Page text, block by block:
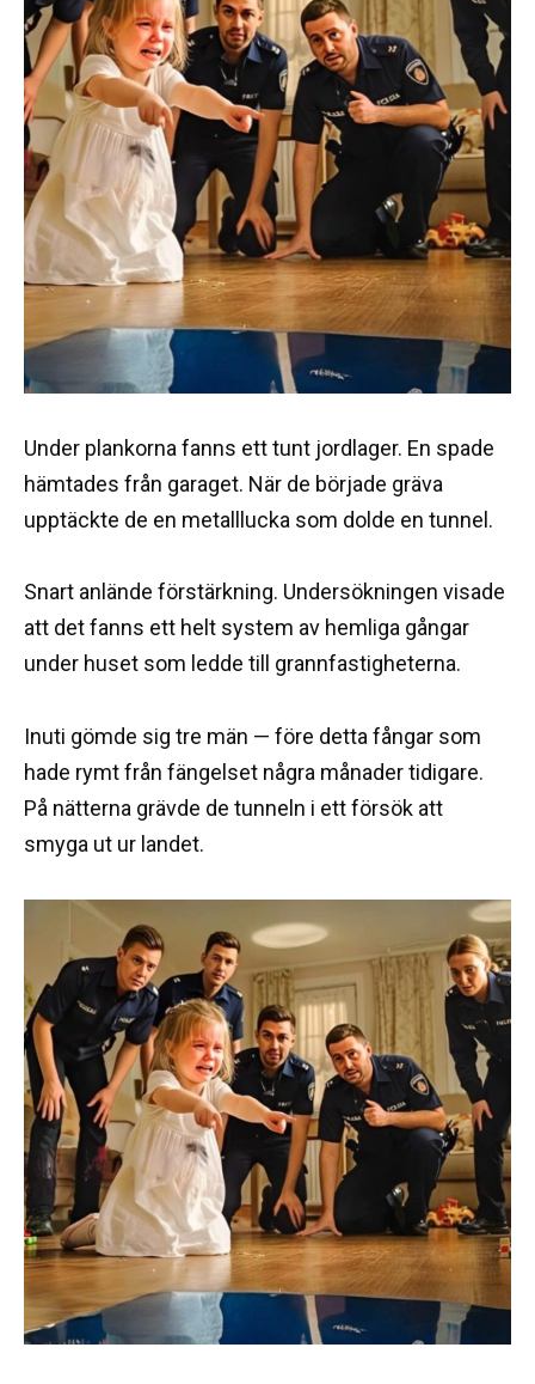
Under plankorna fanns ett tunt jordlager. En spade
hämtades från garaget. När de började gräva
upptäckte de en metalllucka som dolde en tunnel.
Snart anlände förstärkning. Undersökningen visade
att det fanns ett helt system av hemliga gångar
under huset som ledde till grannfastigheterna.
Inuti gömde sig tre män — före detta fångar som
hade rymt från fängelset några månader tidigare.
På nätterna grävde de tunneln i ett försök att
smyga ut ur landet.